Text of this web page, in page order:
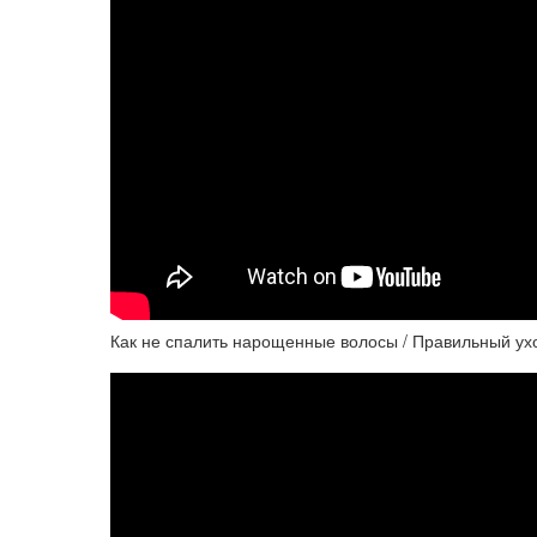
Как не спалить нарощенные волосы / Правильный